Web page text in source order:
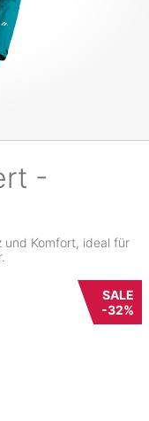
-
und Komfort, ideal für
SALE
-32%